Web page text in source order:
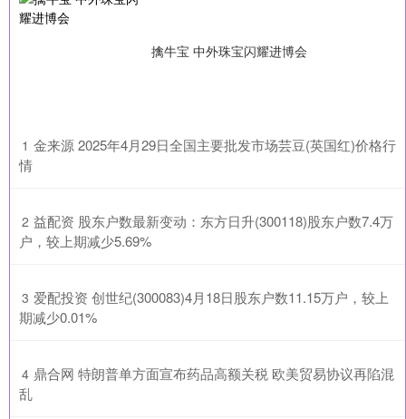
擒牛宝 中外珠宝闪耀进博会
1 ​金来源 2025年4月29日全国主要批发市场芸豆(英国红)价格行
情
2 ​益配资 股东户数最新变动：东方日升(300118)股东户数7.4万
户，较上期减少5.69%
3 ​爱配投资 创世纪(300083)4月18日股东户数11.15万户，较上
期减少0.01%
4 ​鼎合网 特朗普单方面宣布药品高额关税 欧美贸易协议再陷混
乱